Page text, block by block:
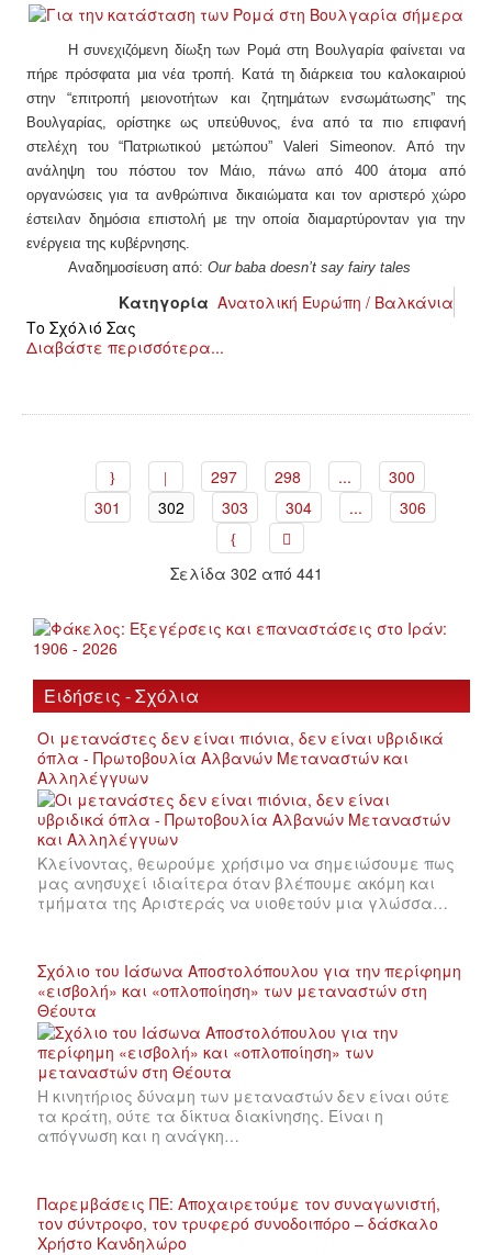
Η συνεχιζόμενη δίωξη των Ρομά στη Βουλγαρία φαίνεται να
πήρε πρόσφατα μια νέα τροπή. Κατά τη διάρκεια του καλοκαιριού
στην “επιτροπή μειονοτήτων και ζητημάτων ενσωμάτωσης” της
Βουλγαρίας, ορίστηκε ως υπεύθυνος, ένα από τα πιο επιφανή
στελέχη του “Πατριωτικού μετώπου” Valeri Simeonov.Από την
ανάληψη του πόστου τον Μάιο, πάνω από 400 άτομα από
οργανώσεις για τα ανθρώπινα δικαιώματα και τον αριστερό χώρο
έστειλαν δημόσια επιστολή με την οποία διαμαρτύρονταν για την
ενέργεια της κυβέρνησης.
Αναδημοσίευση από: Our baba doesn’t say fairy tales
Κατηγορία Ανατολική Ευρώπη / Βαλκάνια
Το Σχόλιό Σας
Διαβάστε περισσότερα...
297 298 ...
300
301
302 303 304 ... 306
Σελίδα 302 από 441
Ειδήσεις - Σχόλια
Οι μετανάστες δεν είναι πιόνια, δεν είναι υβριδικά
όπλα - Πρωτοβουλία Αλβανών Μεταναστών και
Αλληλέγγυων
Κλείνοντας, θεωρούμε χρήσιμο να σημειώσουμε πως
μας ανησυχεί ιδιαίτερα όταν βλέπουμε ακόμη και
τμήματα της Αριστεράς να υιοθετούν μια γλώσσα…
Σχόλιο του Ιάσωνα Αποστολόπουλου για την περίφημη
«εισβολή» και «οπλοποίηση» των μεταναστών στη
Θέουτα
Η κινητήριος δύναμη των μεταναστών δεν είναι ούτε
τα κράτη, ούτε τα δίκτυα διακίνησης. Είναι η
απόγνωση και η ανάγκη…
Παρεμβάσεις ΠΕ: Αποχαιρετούμε τον συναγωνιστή,
τον σύντροφο, τον τρυφερό συνοδοιπόρο – δάσκαλο
Χρήστο Κανδηλώρο